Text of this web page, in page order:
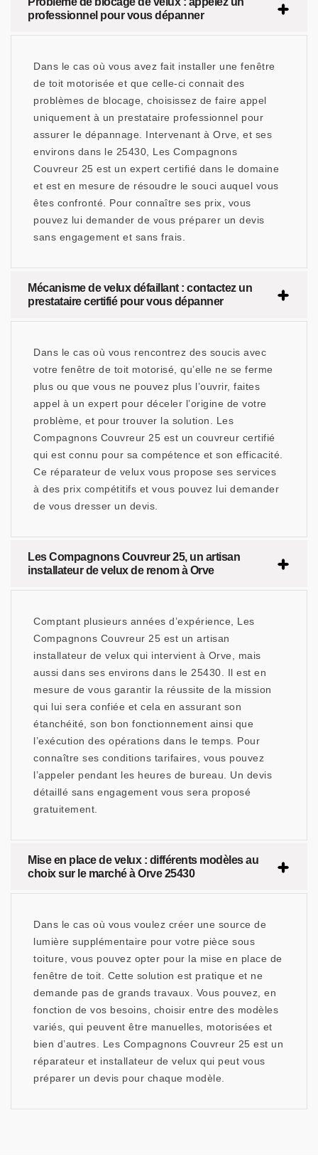
professionnel pour vous dépanner
Dans le cas où vous avez fait installer une fenêtre
de toit motorisée et que celle-ci connait des
problèmes de blocage, choisissez de faire appel
uniquement à un prestataire professionnel pour
assurer le dépannage. Intervenant à Orve, et ses
environs dans le 25430, Les Compagnons
Couvreur 25 est un expert certifié dans le domaine
et est en mesure de résoudre le souci auquel vous
êtes confronté. Pour connaître ses prix, vous
pouvez lui demander de vous préparer un devis
sans engagement et sans frais.
Mécanisme de velux défaillant : contactez un
prestataire certifié pour vous dépanner
Dans le cas où vous rencontrez des soucis avec
votre fenêtre de toit motorisé, qu’elle ne se ferme
plus ou que vous ne pouvez plus l’ouvrir, faites
appel à un expert pour déceler l’origine de votre
problème, et pour trouver la solution. Les
Compagnons Couvreur 25 est un couvreur certifié
qui est connu pour sa compétence et son efficacité.
Ce réparateur de velux vous propose ses services
à des prix compétitifs et vous pouvez lui demander
de vous dresser un devis.
Les Compagnons Couvreur 25, un artisan
installateur de velux de renom à Orve
Comptant plusieurs années d’expérience, Les
Compagnons Couvreur 25 est un artisan
installateur de velux qui intervient à Orve, mais
aussi dans ses environs dans le 25430. Il est en
mesure de vous garantir la réussite de la mission
qui lui sera confiée et cela en assurant son
étanchéité, son bon fonctionnement ainsi que
l’exécution des opérations dans le temps. Pour
connaître ses conditions tarifaires, vous pouvez
l’appeler pendant les heures de bureau. Un devis
détaillé sans engagement vous sera proposé
gratuitement.
Mise en place de velux : différents modèles au
choix sur le marché à Orve 25430
Dans le cas où vous voulez créer une source de
lumière supplémentaire pour votre pièce sous
toiture, vous pouvez opter pour la mise en place de
fenêtre de toit. Cette solution est pratique et ne
demande pas de grands travaux. Vous pouvez, en
fonction de vos besoins, choisir entre des modèles
variés, qui peuvent être manuelles, motorisées et
bien d’autres. Les Compagnons Couvreur 25 est un
réparateur et installateur de velux qui peut vous
préparer un devis pour chaque modèle.